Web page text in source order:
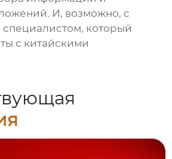
И, возможно, с
специалистом, который
с китайскими